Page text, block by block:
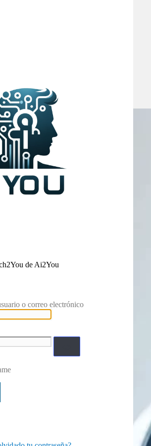
de Ai2You
o correo electrónico